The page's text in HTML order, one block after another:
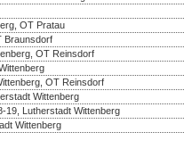
OT Pratau
Braunsdorf
OT Reinsdorf
OT Reinsdorf
Wittenberg
19, Lutherstadt Wittenberg
Wittenberg